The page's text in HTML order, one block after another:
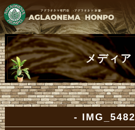
メディア
IMG_5482